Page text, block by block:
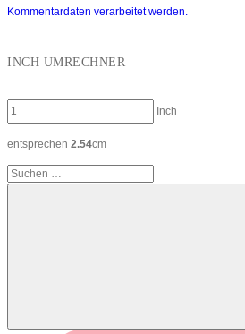
Kommentardaten verarbeitet werden.
INCH UMRECHNER
Inch
entsprechen 2.54cm
Suchen